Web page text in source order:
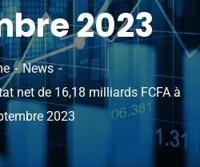
2023
News
net de 16,18 milliards FCFA à
2023